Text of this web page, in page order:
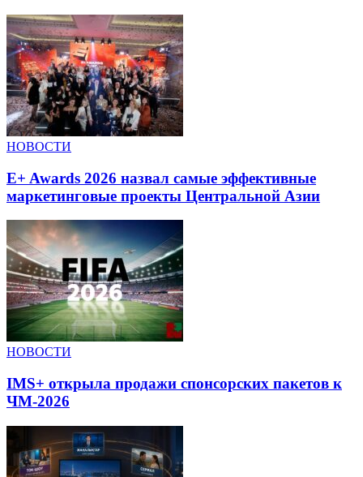
НОВОСТИ
E+ Awards 2026 назвал самые эффективные
маркетинговые проекты Центральной Азии
НОВОСТИ
IMS+ открыла продажи спонсорских пакетов к
ЧМ-2026